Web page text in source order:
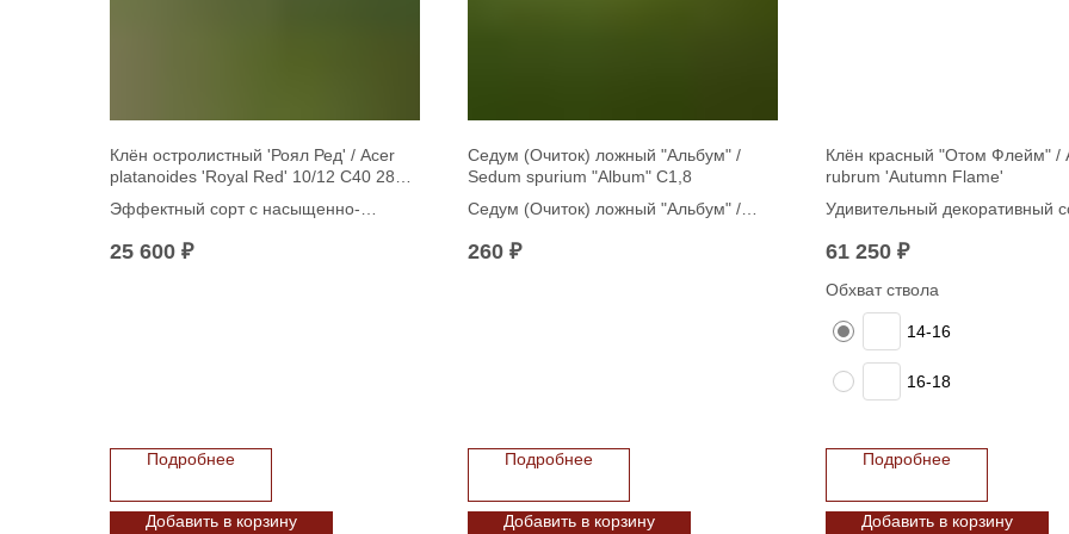
Клён остролистный 'Роял Ред' / Acer
platanoides 'Royal Red' 10/12 С40 280-
Эффектный сорт с насыщенно-
бордовой осенью. Имеет компактную
25 600 ₽
Подробнее
Добавить в корзину
Седум (Очиток) ложный "Альбум" /
Sedum spurium "Album" С1,8
Седум (Очиток) ложный "Альбум" /
260 ₽
Подробнее
Добавить в корзину
Клён красный "Отом Флейм" /
rubrum 'Autumn Flame'
Удивительный декоративный
внешним видом и
формой. Высотой до 10 метров,
'Autumn flame' обладает
очерченными, ярко-зелеными
листьями, которые осенью
превращаются в огненные
коричневый цвет. Лист
'Autumn Flame' — стерильный
61 250 ₽
Обхват ствола
14-16
16-18
Подробнее
Добавить в корзину